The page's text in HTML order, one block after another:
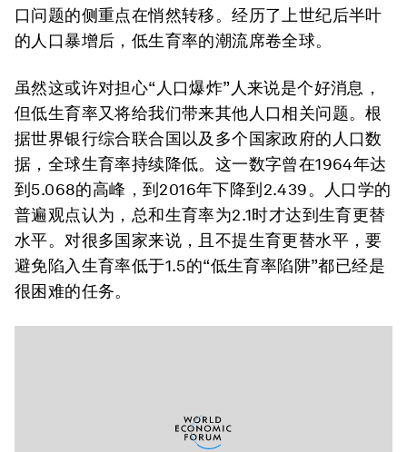
口问题的侧重点在悄然转移。经历了上世纪后半叶
的人口暴增后，低生育率的潮流席卷全球。
虽然这或许对担心“人口爆炸”人来说是个好消息，
但低生育率又将给我们带来其他人口相关问题。根
据世界银行综合联合国以及多个国家政府的人口数
据，全球生育率持续降低。这一数字曾在1964年达
到5.068的高峰，到2016年下降到2.439。人口学的
普遍观点认为，总和生育率为2.1时才达到生育更替
水平。对很多国家来说，且不提生育更替水平，要
避免陷入生育率低于1.5的“低生育率陷阱”都已经是
很困难的任务。